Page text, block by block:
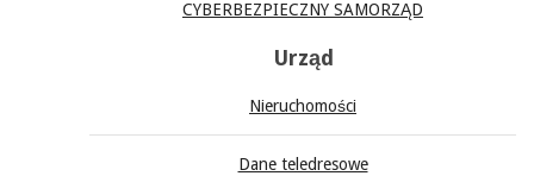
CYBERBEZPIECZNY SAMORZĄD
Urząd
Nieruchomości
Dane teledresowe